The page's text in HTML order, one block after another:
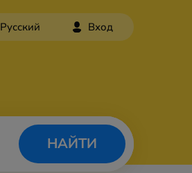
Русский Вход
НАЙТИ